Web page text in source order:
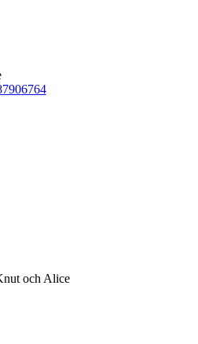
6764
och Alice